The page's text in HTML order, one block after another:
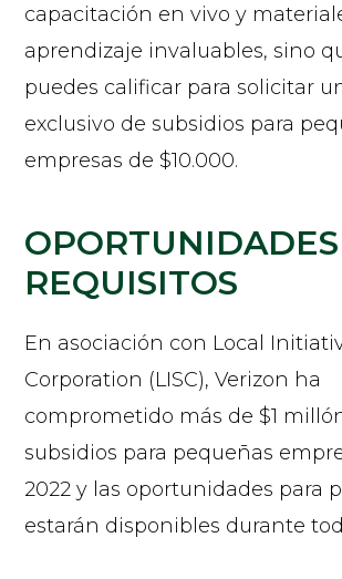
capacitación en vivo y
aprendizaje invaluables, sino
puedes calificar para solicitar
exclusivo de subsidios para
empresas de $10.000.
REQUISITOS
En asociación con Local
Corporation (LISC), Verizon ha
comprometido más de $1
subsidios para pequeñas
2022 y las oportunidades para
estarán disponibles durante